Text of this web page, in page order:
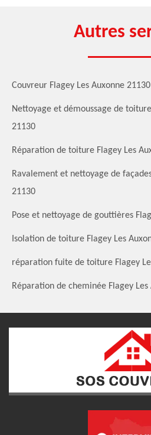
Autres
Couvreur Flagey Les Auxonne 21130
Nettoyage et démoussage de
21130
Réparation de toiture Flagey Les
Ravalement et nettoyage de
21130
Pose et nettoyage de gouttières
Isolation de toiture Flagey Les
réparation fuite de toiture Flagey
Réparation de cheminée Flagey Les